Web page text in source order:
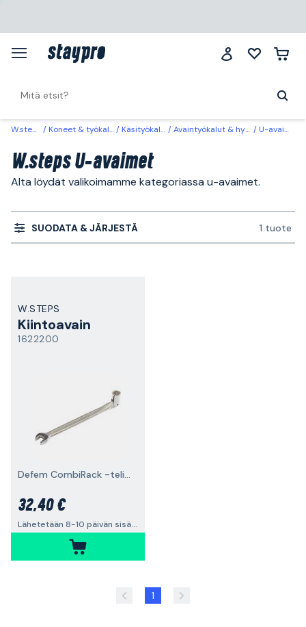
W.steps Koneet & työkalut Käsityökalut Avaintyökalut & hylsyt U-avaimet
W.steps U-avaimet
Alta löydät valikoimamme kategoriassa u-avaimet.
SUODATA & JÄRJESTÄ 1 tuote
W.STEPS
Kiintoavain
1622200
Defem CombiRack -telineelle
32,40 €
Lähetetään 8-10 päivän sisällä
1